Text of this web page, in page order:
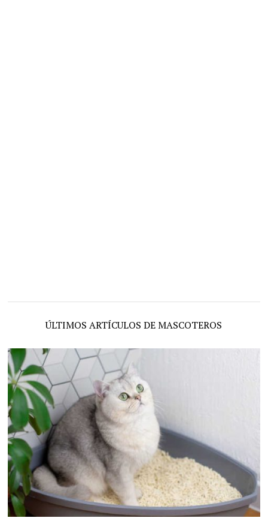
ÚLTIMOS ARTÍCULOS DE MASCOTEROS